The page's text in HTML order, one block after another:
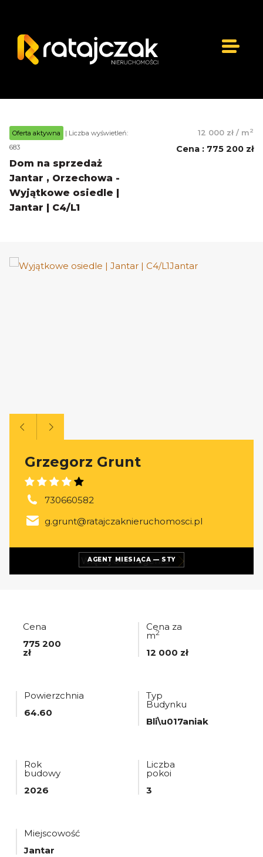
Oferta aktywna
| Liczba wyświetleń:
683
Dom na sprzedaż
Jantar , Orzechowa -
Wyjątkowe osiedle |
Jantar | C4/L1
12 000 zł / m2
Cena : 775 200 zł
AGENT MIESIĄCA — STY
Grzegorz Grunt
730660582
g.grunt@ratajczaknieruchomosci.pl
Więcej ofertagenta
Cena
775 200
zł
Cena za
m2
12 000 zł
Powierzchnia
64.60
Typ
Budynku
Bli\u017aniak
Rok
budowy
2026
Liczba
pokoi
3
Miejscowość
Jantar